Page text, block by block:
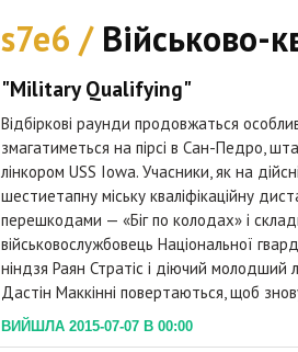
s7e6 / Військово-
"Military Qualifying"
Відбіркові раунди продовжаться
змагатиметься на пірсі в Сан-Педро,
лінкором USS Iowa. Учасники, як на
шестиетапну міську кваліфікаційну
перешкодами — «Біг по колодах» і
військовослужбовець Національної
ніндзя Раян Стратіс і діючий молодший
Дастін Маккінні повертаються, щоб
ВИЙШЛА 2015-07-07 В 00:00